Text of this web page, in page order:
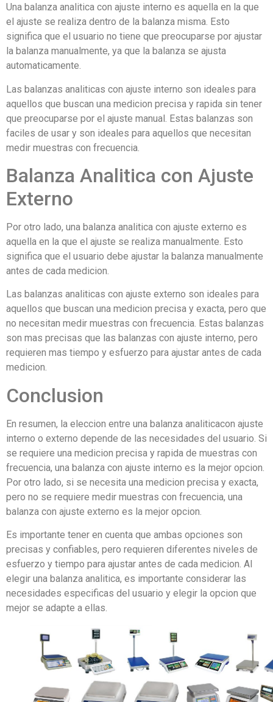
Una balanza analitica con ajuste interno es aquella en la que
el ajuste se realiza dentro de la balanza misma. Esto
significa que el usuario no tiene que preocuparse por ajustar
la balanza manualmente, ya que la balanza se ajusta
automaticamente.
Las balanzas analiticas con ajuste interno son ideales para
aquellos que buscan una medicion precisa y rapida sin tener
que preocuparse por el ajuste manual. Estas balanzas son
faciles de usar y son ideales para aquellos que necesitan
medir muestras con frecuencia.
Balanza Analitica con Ajuste
Externo
Por otro lado, una balanza analitica con ajuste externo es
aquella en la que el ajuste se realiza manualmente. Esto
significa que el usuario debe ajustar la balanza manualmente
antes de cada medicion.
Las balanzas analiticas con ajuste externo son ideales para
aquellos que buscan una medicion precisa y exacta, pero que
no necesitan medir muestras con frecuencia. Estas balanzas
son mas precisas que las balanzas con ajuste interno, pero
requieren mas tiempo y esfuerzo para ajustar antes de cada
medicion.
Conclusion
En resumen, la eleccion entre una balanza analiticacon ajuste
interno o externo depende de las necesidades del usuario. Si
se requiere una medicion precisa y rapida de muestras con
frecuencia, una balanza con ajuste interno es la mejor opcion.
Por otro lado, si se necesita una medicion precisa y exacta,
pero no se requiere medir muestras con frecuencia, una
balanza con ajuste externo es la mejor opcion.
Es importante tener en cuenta que ambas opciones son
precisas y confiables, pero requieren diferentes niveles de
esfuerzo y tiempo para ajustar antes de cada medicion. Al
elegir una balanza analitica, es importante considerar las
necesidades especificas del usuario y elegir la opcion que
mejor se adapte a ellas.